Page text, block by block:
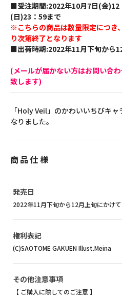
■受注期間:2022年10月7日(金)12
(日)23：59まで
※こちらの商品は数量限定につき
り次第終了となります
■出荷時期:2022年11月下旬から
(メールが届かない方はお問い合
致します)
「Holy Veil」のかわいいちびキ
なりました。
商品仕様
発売日
2022年11月下旬から12月上旬にかけて
権利表記
(C)SAOTOME GAKUEN Illust.Meina
その他注意事項
【 ご購入に際してのご注意 】